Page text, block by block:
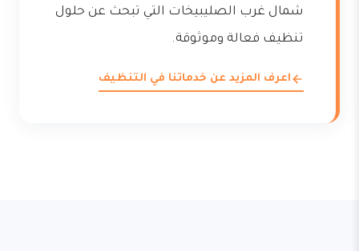
شمال غرب الصليبيخات التي تبحث عن حلول
تنظيف فعالة وموثوقة.
اعرف المزيد عن خدماتنا في التنظيف